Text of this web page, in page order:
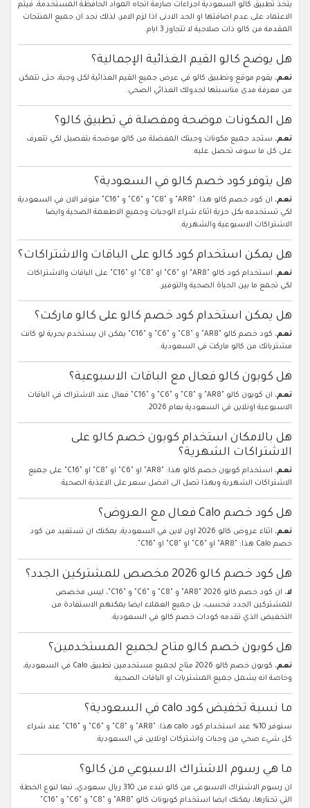
يتخذ تطبيق كالو السعودية اجراءات صارمة اتجاه المواد الحافظة المستخدمة، فيتم
الاعتماد على عدم اضافتها او الحد الادنى اذا لزم الامر، لذلك نجد ان جميع المنتجات
المقدمة من كالو ذات صلاحية لا تتجاوز 3 ايام.
هل يوضح كالو القيم الغذائية الإجمالية؟
نعم، يقوم موقع وتطبيق كالو في عرض جميع القيم الغذائية لكل وجبة، حتى تتمكن
من معرفة مدى مناسبتها لجدولك الغذائي الصحي.
هل المكونات موضحة ومفصلة في تطبيق كالو؟
نعم، ستجد جميع مكونات وجبتك المفضلة من كالو موضحة بتفصيل لكي تتعرف
على كل ما سوف تحصل عليه.
هل يتوفر كود خصم كالو في السعودية؟
نعم
، ان كود خصم كالو هذا: "AR8" و "C8" و "C6" و "C16" متوفر الان في السعودية
لكي تستخدمه بكل حرية اثناء شراء الوجبات وجميع الاطعمة الصحية وايضا
الاشتراكات الاسبوعية والشهرية.
هل يمكن استخدام كود كالو على الباقات والاشتراكات؟
نعم
، استخدام كود كالو "AR8" او "C6" او "C8" او "C16" على الباقات والاشتراكات
لكي تجمع ما بين الحياة الصحية والتوفير.
هل يمكن استخدام كود خصم كالو على كالو ماركت؟
نعم
، كود خصم كالو "AR8" و "C8" و "C6" و "C16" يمكن ان يستخدم بحرية لو كانت
مشترياتك من كالو ماركت في السعودية.
هل كوبون كالو فعال مع الباقات الاسبوعية؟
نعم
، ان كوبون كالو "AR8" و "C8" و "C6" و "C16" فعال عند الاشتراك في الباقات
الاسبوعية اونلاين في السعودية بعام 2026.
هل بالامكان استخدام كوبون خصم كالو على
الاشتراكات الشهرية؟
نعم
، استخدام كوبون خصم كالو هذا: "AR8" او "C6" او "C8" او "C16" على جميع
الاشتراكات الشهرية وبهذا تصل الى افضل سعر على الاغذية الصحية.
هل كود خصم Calo فعال مع العروض؟
نعم
، اثناء عروض كالو 2026 اون لاين في السعودية، يمكنك ان تستفيد من كود
خصم Calo هذا: "AR8" او "C6" او "C8" او "C16".
هل كود خصم كالو 2026 مخصص للمشتركين الجدد؟
لا
، ان كود خصم كالو 2026 "AR8" و "C8" و "C6" و "C16"، ليس مخصص
للمشتركين الجدد فحسب، بل جميع العملاء ايضا يمكنهم الاستفادة من
التخفيض الذي تقدمه كودات خصم كالو في السعودية.
هل كوبون خصم كالو متاح لجميع المستخدمين؟
نعم
، كوبون خصم كالو 2026 متاح لجميع مستخدمين تطبيق Calo في السعودية،
وخاصة انه يشمل جميع المشتريات او الباقات الصحية.
ما نسبة تخفيض كود calo في السعودية؟
ستوفر 10% عند استخدام كود calo هذا: "AR8" و "C8" و "C6" و "C16" عند شراء
كل شيء صحي من وجبات واشتركات اونلاين في السعودية.
ما هي رسوم الاشتراك الاسبوعي من كالو؟
ان رسوم الاشتراك الاسبوعي من كالو تبدء من 310 ريال سعودي، تبعا لنوع الخطة
التي تختارها، يمكنك ايضا استخدام كوبونات كالو "AR8" و "C8" و "C6" و "C16"